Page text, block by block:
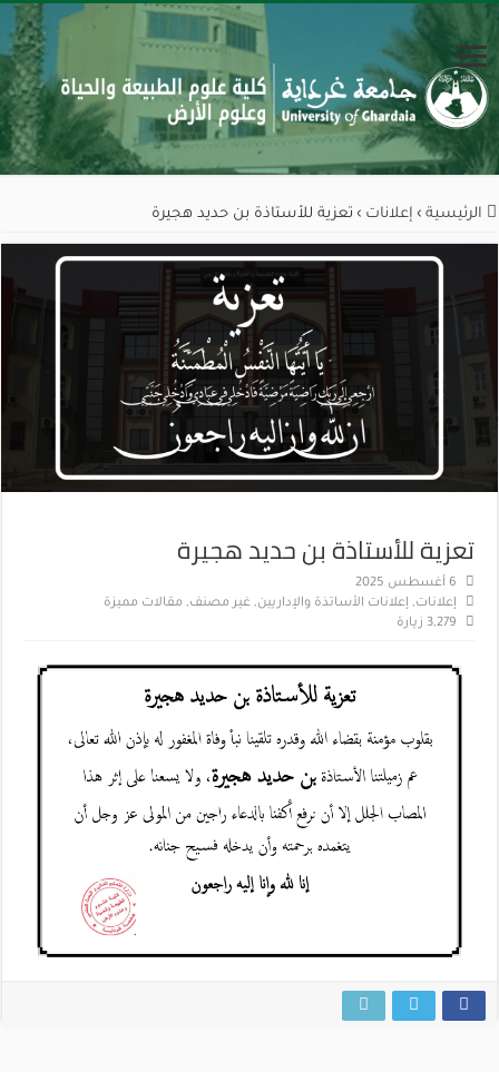
الرئيسية › إعلانات › تعزية للأستاذة بن حديد هجيرة
تعزية للأستاذة بن حديد هجيرة
6 أغسطس 2025
إعلانات, إعلانات الأساتذة والإداريين,غير مصنف, مقالات مميزة
3,279 زيارة